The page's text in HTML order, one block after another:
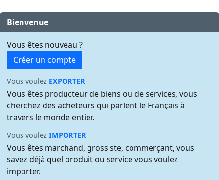
Bienvenue
Vous êtes nouveau ?
Créer un compte
Vous voulez EXPORTER
Vous êtes producteur de biens ou de services, vous
cherchez des acheteurs qui parlent le Français à
travers le monde entier.
Vous voulezIMPORTER
Vous êtes marchand, grossiste, commerçant, vous
savez déjà quel produit ou service vous voulez
importer.